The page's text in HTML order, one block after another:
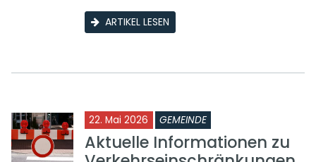
ARTIKEL LESEN
22. Mai 2026 GEMEINDE
Aktuelle Informationen zu